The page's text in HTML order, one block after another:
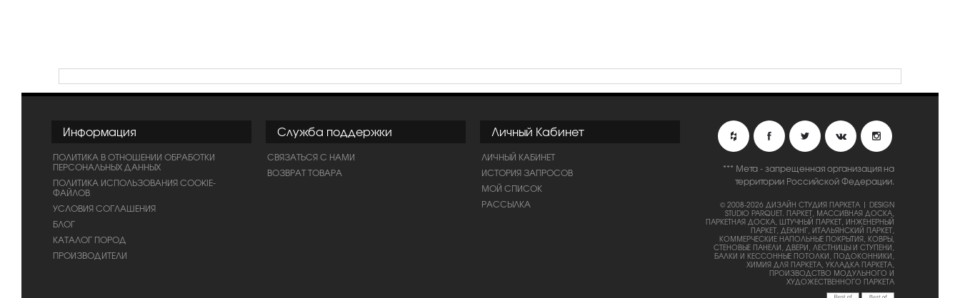
Информация
ПОЛИТИКА В ОТНОШЕНИИ ОБРАБОТКИ
ПЕРСОНАЛЬНЫХ ДАННЫХ
ПОЛИТИКА ИСПОЛЬЗОВАНИЯ COOKIE-
ФАЙЛОВ
УСЛОВИЯ СОГЛАШЕНИЯ
БЛОГ
КАТАЛОГ ПОРОД
ПРОИЗВОДИТЕЛИ
Служба поддержки
СВЯЗАТЬСЯ С НАМИ
ВОЗВРАТ ТОВАРА
Личный Кабинет
ЛИЧНЫЙ КАБИНЕТ
ИСТОРИЯ ЗАПРОСОВ
МОЙ СПИСОК
РАССЫЛКА
*** Мета - запрещенная организация на
территории Российской Федерации.
© 2008-2026 ДИЗАЙН СТУДИЯ ПАРКЕТА | DESIGN
STUDIO PARQUET. ПАРКЕТ, МАССИВНАЯ ДОСКА,
ПАРКЕТНАЯ ДОСКА, ШТУЧНЫЙ ПАРКЕТ, ИНЖЕНЕРНЫЙ
ПАРКЕТ, ДЕКИНГ, ИТАЛЬЯНСКИЙ ПАРКЕТ,
КОММЕРЧЕСКИЕ НАПОЛЬНЫЕ ПОКРЫТИЯ, КОВРЫ,
СТЕНОВЫЕ ПАНЕЛИ, ДВЕРИ, ЛЕСТНИЦЫ И СТУПЕНИ,
БАЛКИ И КЕССОННЫЕ ПОТОЛКИ, ПОДОКОННИКИ,
ХИМИЯ ДЛЯ ПАРКЕТА, УКЛАДКА ПАРКЕТА,
ПРОИЗВОДСТВО МОДУЛЬНОГО И
ХУДОЖЕСТВЕННОГО ПАРКЕТА